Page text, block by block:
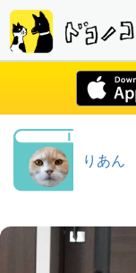
りあん